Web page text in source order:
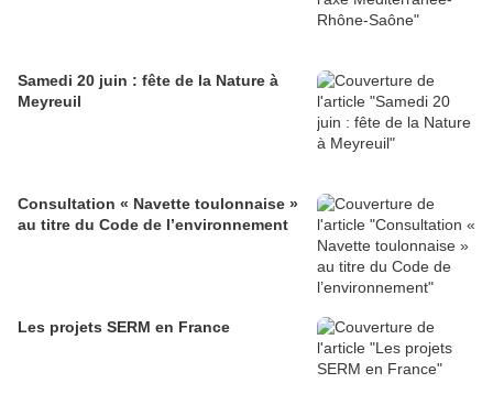
Samedi 20 juin : fête de la Nature à
Meyreuil
Consultation « Navette toulonnaise »
au titre du Code de l’environnement
Les projets SERM en France